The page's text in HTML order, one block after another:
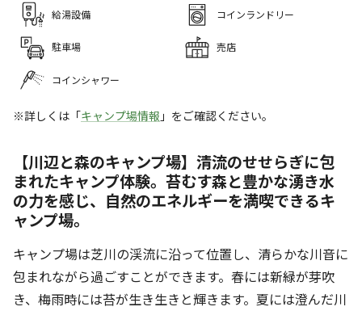
給湯設備 コインランドリー
駐車場 売店
コインシャワー
※詳しくは「キャンプ場情報 」をご確認ください。
【川辺と森のキャンプ場】清流のせせらぎに包
まれたキャンプ体験。苔むす森と豊かな湧き水
の力を感じ、自然のエネルギーを満喫できるキ
ャンプ場。
キャンプ場は芝川の渓流に沿って位置し、清らかな川音に
包まれながら過ごすことができます。春には新緑が芽吹
き、梅雨時には苔が生き生きと輝きます。夏には澄んだ川